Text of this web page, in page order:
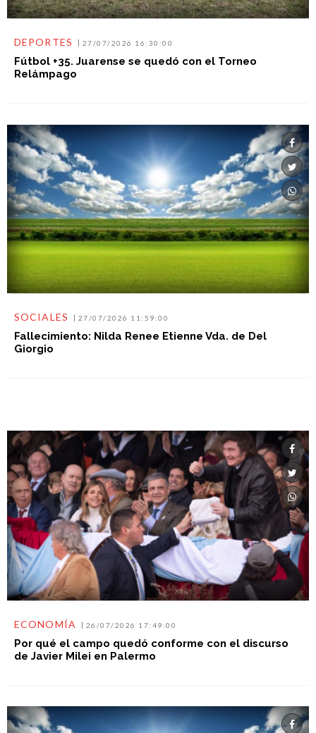
DEPORTES 27/07/2026 16:30:00
Fútbol +35. Juarense se quedó con el Torneo
Relámpago
SOCIALES 27/07/2026 11:59:00
Fallecimiento: Nilda Renee Etienne Vda. de Del
Giorgio
ECONOMÍA 26/07/2026 17:49:00
Por qué el campo quedó conforme con el discurso
de Javier Milei en Palermo